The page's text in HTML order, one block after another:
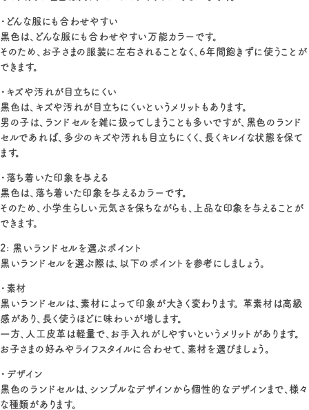
・どんな服にも合わせやすい
黒色は、どんな服にも合わせやすい万能カラーです。
そのため、お子さまの服装に左右されることなく、6年間飽きずに使うことが
できます。
・キズや汚れが目立ちにくい
黒色は、キズや汚れが目立ちにくいというメリットもあります。
男の子は、ランドセルを雑に扱ってしまうことも多いですが、黒色のランド
セルであれば、多少のキズや汚れも目立ちにくく、長くキレイな状態を保て
ます。
・落ち着いた印象を与える
黒色は、落ち着いた印象を与えるカラーです。
そのため、小学生らしい元気さを保ちながらも、上品な印象を与えることが
できます。
2: 黒いランドセルを選ぶポイント
黒いランドセルを選ぶ際は、以下のポイントを参考にしましょう。
・素材
黒いランドセルは、素材によって印象が大きく変わります。 革素材は高級
感があり、長く使うほどに味わいが増します。
一方、人工皮革は軽量で、お手入れがしやすいというメリットがあります。
お子さまの好みやライフスタイルに合わせて、素材を選びましょう。
・デザイン
黒色のランドセルは、シンプルなデザインから個性的なデザインまで、様々
な種類があります。